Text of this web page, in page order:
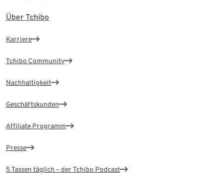
Über Tchibo
Karriere
Tchibo Community
Nachhaltigkeit
Geschäftskunden
Affiliate Programm
Presse
5 Tassen täglich – der Tchibo Podcast